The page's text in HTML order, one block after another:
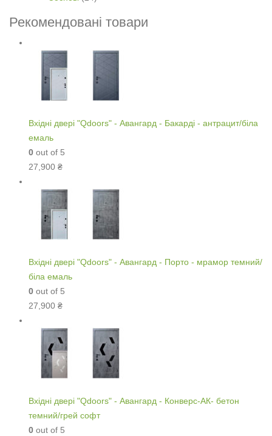
Рекомендовані товари
Вхідні двері "Qdoors" - Авангард - Бакарді - антрацит/біла
емаль
0 out of 5
27,900 ₴
Вхідні двері "Qdoors" - Авангард - Порто - мрамор темний/
біла емаль
0 out of 5
27,900 ₴
Вхідні двері "Qdoors" - Авангард - Конверс-АК- бетон
темний/грей софт
0 out of 5